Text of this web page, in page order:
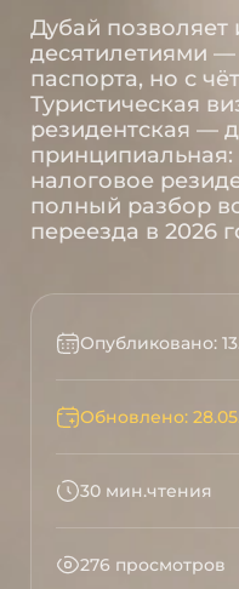
Дубай
десятилетиями —
паспорта, но с
Туристическая
резидентская —
принципиальная:
налоговое
полный разбор
переезда в 2026
Опубликовано:
Обновлено:
30 мин.чтения
276 просмотров